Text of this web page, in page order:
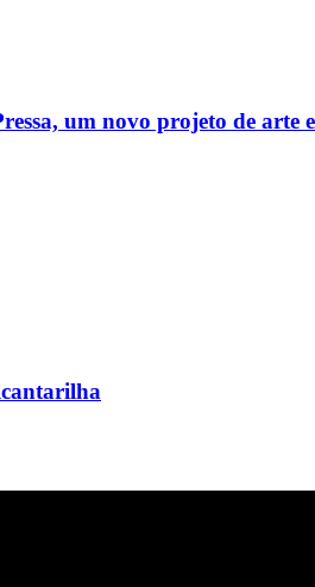
um novo projeto de arte